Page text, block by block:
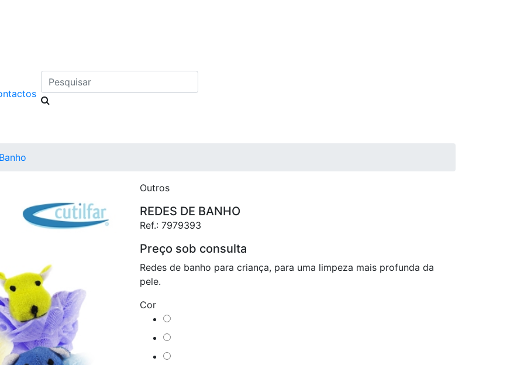
Pesquisar
Outros
REDES DE BANHO
Ref.: 7979393
Preço sob consulta
Redes de banho para criança, para uma limpeza mais profunda da
pele.
Cor
Amarelo
Azul
Branco